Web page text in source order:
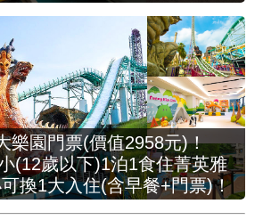
樂園門票(價值2958元)！
(12歲以下)1泊1食住菁英雅
換1大入住(含早餐+門票)！